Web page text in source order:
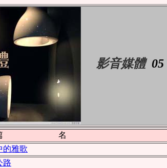
影音媒體 05
名
的雅歌
路